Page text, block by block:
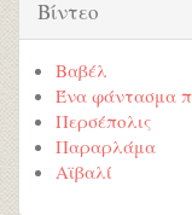
Βίντεο
Βαβέλ
Ένα φάντασμα
Περσέπολις
Παραρλάμα
Αϊβαλί